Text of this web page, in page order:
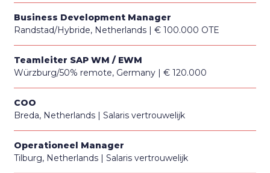
Business Development Manager
Randstad/Hybride, Netherlands
€ 100.000 OTE
Teamleiter SAP WM / EWM
Würzburg/50% remote, Germany
€ 120.000
COO
Breda, Netherlands
Salaris vertrouwelijk
Operationeel Manager
Tilburg, Netherlands
Salaris vertrouwelijk